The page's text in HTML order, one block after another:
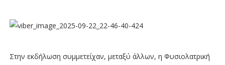
Στην εκδήλωση συμμετείχαν, μεταξύ άλλων, η Φυσιολατρική